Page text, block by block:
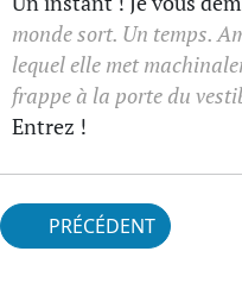
monde sort. Un temps.
lequel elle met
frappe à la porte du
Entrez !
PRÉCÉDENT